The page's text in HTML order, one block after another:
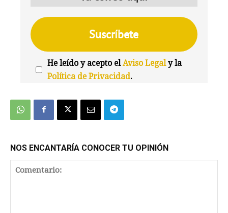
He leído y acepto elAviso Legaly la
Política de Privacidad.
NOS ENCANTARÍA CONOCER TU OPINIÓN